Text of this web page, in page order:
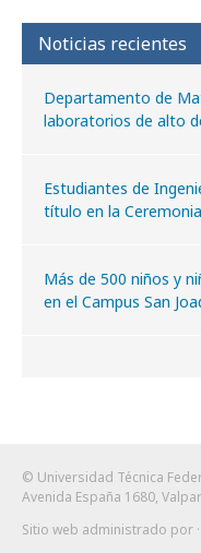
Noticias recientes
Departamento de
laboratorios de alto
Estudiantes de
título en la
Más de 500 niños y
en el Campus San
© Universidad Técnica
Avenida España 1680,
Sitio web administrado por